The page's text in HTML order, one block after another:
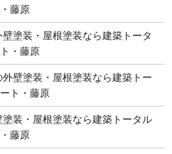
藤原
塗装・屋根塗装なら建築トータ
・藤原
壁塗装・屋根塗装なら建築トー
ト・藤原
装・屋根塗装なら建築トータル
藤原